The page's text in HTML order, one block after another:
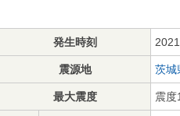
発生時刻
震源地 茨城
最大震度 震度1